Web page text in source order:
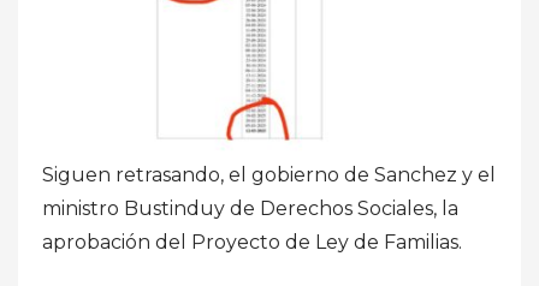
Siguen retrasando, el gobierno de Sanchez y el
ministro Bustinduy de Derechos Sociales, la
aprobación del Proyecto de Ley de Familias.